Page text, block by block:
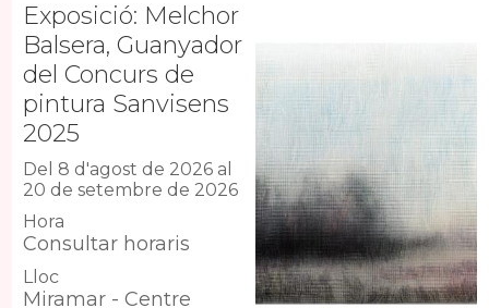
Exposició: Melchor
Balsera, Guanyador
del Concurs de
pintura Sanvisens
2025
Del 8 d'agost de 2026 al
20 de setembre de 2026
Hora
Consultar horaris
Lloc
Miramar - Centre